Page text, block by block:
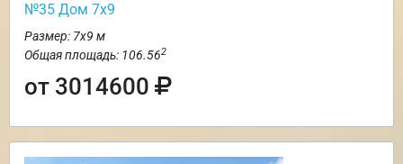
№35 Дом 7х9
Размер: 7х9 м
Общая площадь: 106.562
от 3014600